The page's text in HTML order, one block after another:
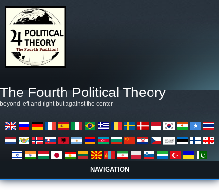
The Fourth Political Theory
beyond left and right but against the center
NAVIGATION